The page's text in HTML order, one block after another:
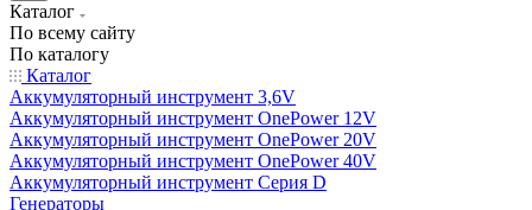
Каталог
По всему сайту
По каталогу
Каталог
Аккумуляторный инструмент 3,6V
Аккумуляторный инструмент OnePower 12V
Аккумуляторный инструмент OnePower 20V
Аккумуляторный инструмент OnePower 40V
Аккумуляторный инструмент Серия D
Генераторы